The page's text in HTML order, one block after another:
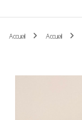
Accueil Accueil